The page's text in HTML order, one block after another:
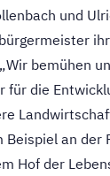
und
bemühen
für die
Beispiel an der
Hof der